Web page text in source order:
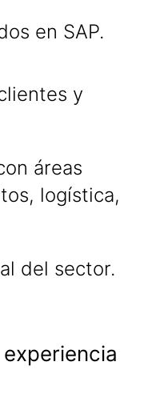
en SAP.
y
áreas
logística,
del sector.